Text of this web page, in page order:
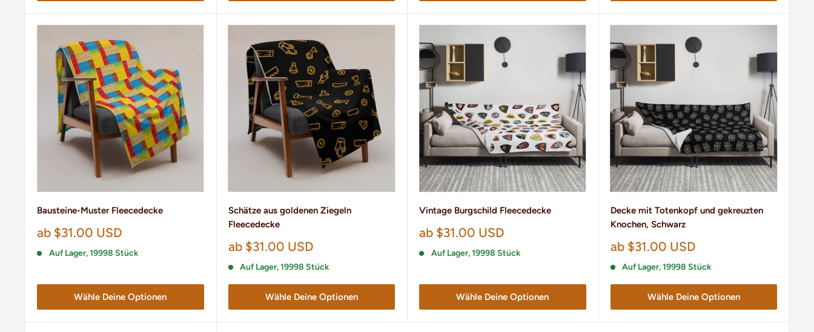
Bausteine-Muster Fleecedecke
Sonderpreis
ab $31.00 USD
Auf Lager, 19998 Stück
Wähle Deine Optionen
Schätze aus goldenen Ziegeln
Fleecedecke
Sonderpreis
ab $31.00 USD
Auf Lager, 19998 Stück
Wähle Deine Optionen
Vintage Burgschild Fleecedecke
Sonderpreis
ab $31.00 USD
Auf Lager, 19998 Stück
Wähle Deine Optionen
Decke mit Totenkopf und gekreuzten
Knochen, Schwarz
Sonderpreis
ab $31.00 USD
Auf Lager, 19998 Stück
Wähle Deine Optionen